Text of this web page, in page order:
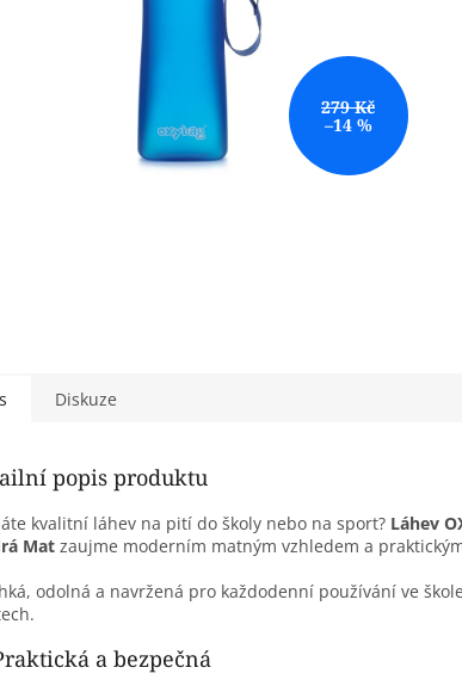
279 Kč
–14 %
Diskuze
popis produktu
kvalitní láhev na pití do školy nebo na sport? Láhev
Mat zaujme moderním matným vzhledem a
odolná a navržená pro každodenní používání ve
a bezpečná